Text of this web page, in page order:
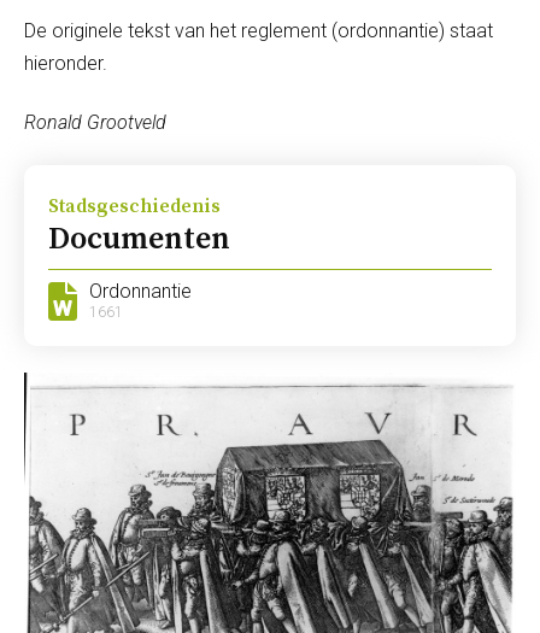
De originele tekst van het reglement (ordonnantie) staat
hieronder.
Ronald Grootveld
Stadsgeschiedenis
Documenten
Ordonnantie
1661